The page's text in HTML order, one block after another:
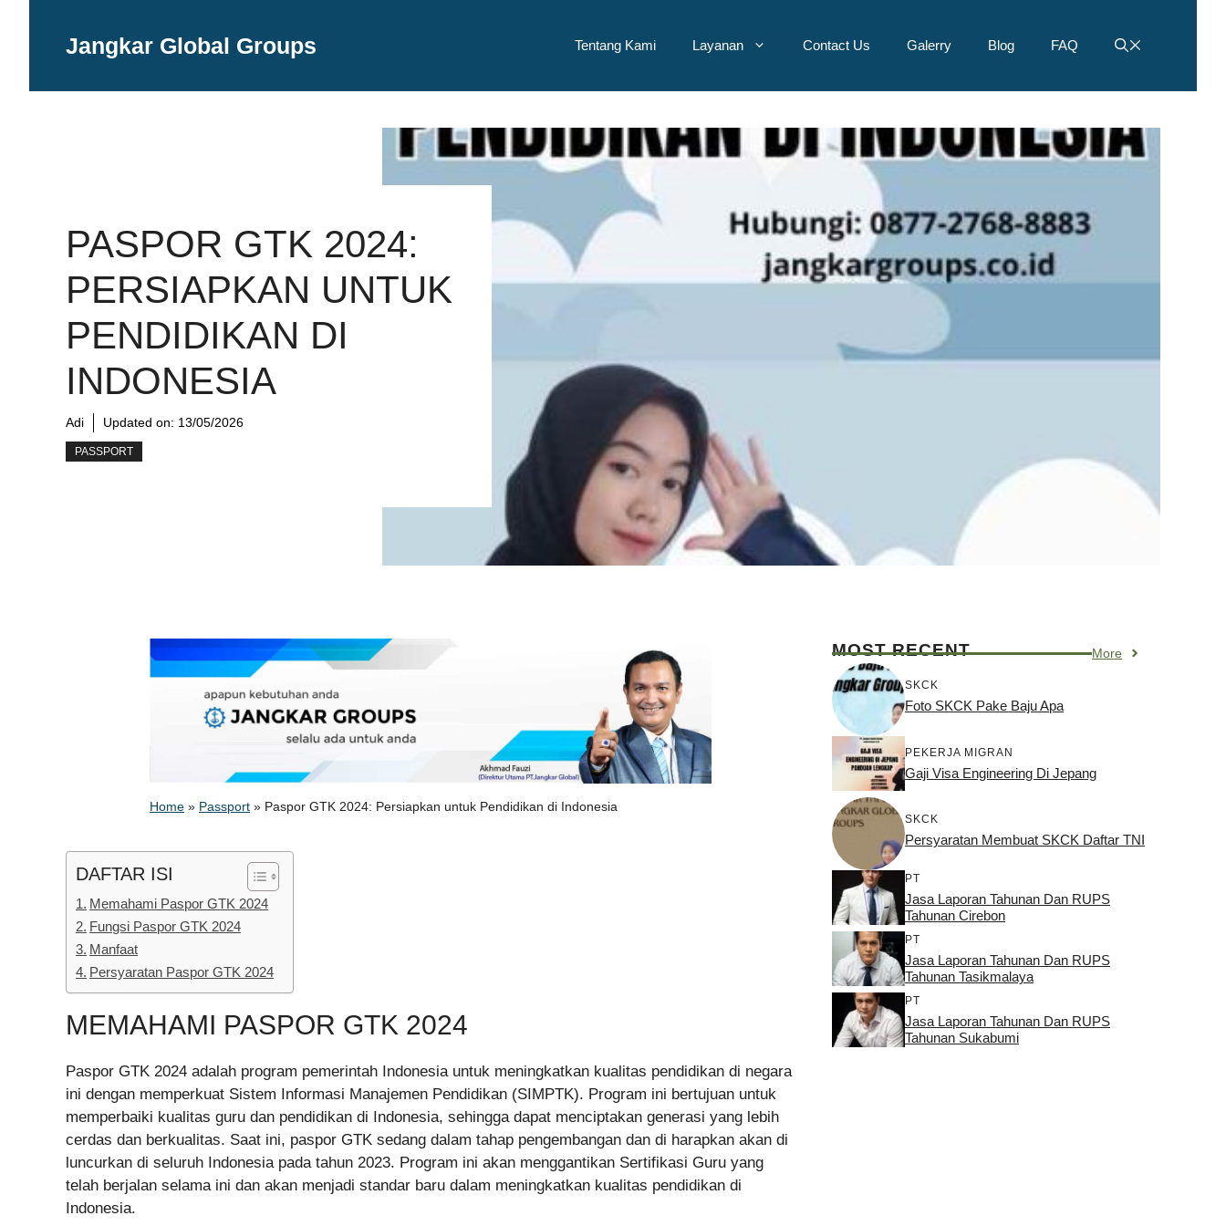
Jangkar Global Groups Tentang Kami Layanan Contact Us Galerry Blog FAQ
PASPOR GTK 2024:
PERSIAPKAN UNTUK
PENDIDIKAN DI
INDONESIA
Adi Updated on: 13/05/2026
PASSPORT
Home » Passport » Paspor GTK 2024: Persiapkan untuk Pendidikan di Indonesia
DAFTAR ISI
Memahami Paspor GTK 2024
Fungsi Paspor GTK 2024
Manfaat
Persyaratan Paspor GTK 2024
MEMAHAMI PASPOR GTK 2024
Paspor GTK 2024 adalah program pemerintah Indonesia untuk meningkatkan kualitas pendidikan di negara
ini dengan memperkuat Sistem Informasi Manajemen Pendidikan (SIMPTK). Program ini bertujuan untuk
memperbaiki kualitas guru dan pendidikan di Indonesia, sehingga dapat menciptakan generasi yang lebih
cerdas dan berkualitas. Saat ini, paspor GTK sedang dalam tahap pengembangan dan di harapkan akan di
luncurkan di seluruh Indonesia pada tahun 2023. Program ini akan menggantikan Sertifikasi Guru yang
telah berjalan selama ini dan akan menjadi standar baru dalam meningkatkan kualitas pendidikan di
Indonesia.
MOST RECENT More
SKCK
Foto SKCK Pake Baju Apa
PEKERJA MIGRAN
Gaji Visa Engineering Di Jepang
SKCK
Persyaratan Membuat SKCK Daftar TNI
PT
Jasa Laporan Tahunan Dan RUPS
Tahunan Cirebon
PT
Jasa Laporan Tahunan Dan RUPS
Tahunan Tasikmalaya
PT
Jasa Laporan Tahunan Dan RUPS
Tahunan Sukabumi